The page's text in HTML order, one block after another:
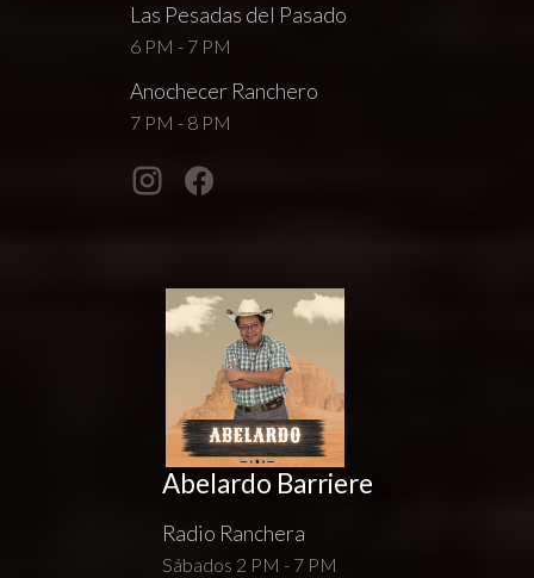
Las Pesadas del Pasado
6 PM - 7 PM
Anochecer Ranchero
7 PM - 8 PM
Abelardo Barriere
Radio Ranchera
Sábados 2 PM - 7 PM